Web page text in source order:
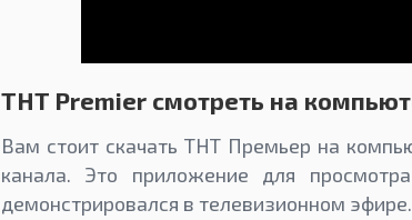
ТНТ Premier смотреть на
Вам стоит скачать ТНТ Премьер на
канала. Это приложение для
демонстрировался в телевизионном эфире.